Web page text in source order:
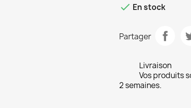
 En stock
Partager
Livraison
Vos produits
2 semaines.